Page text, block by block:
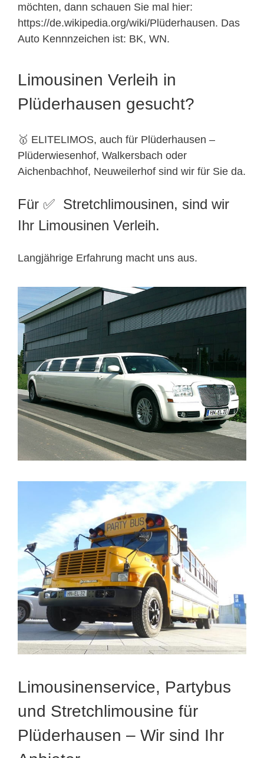
möchten, dann schauen Sie mal hier:
https://de.wikipedia.org/wiki/Plüderhausen. Das
Auto Kennnzeichen ist: BK, WN.
Limousinen Verleih in
Plüderhausen gesucht?
🥇 ELITELIMOS, auch für Plüderhausen –
Plüderwiesenhof, Walkersbach oder
Aichenbachhof, Neuweilerhof sind wir für Sie da.
Für ✅ Stretchlimousinen, sind wir
Ihr Limousinen Verleih.
Langjährige Erfahrung macht uns aus.
Limousinenservice, Partybus
und Stretchlimousine für
Plüderhausen – Wir sind Ihr